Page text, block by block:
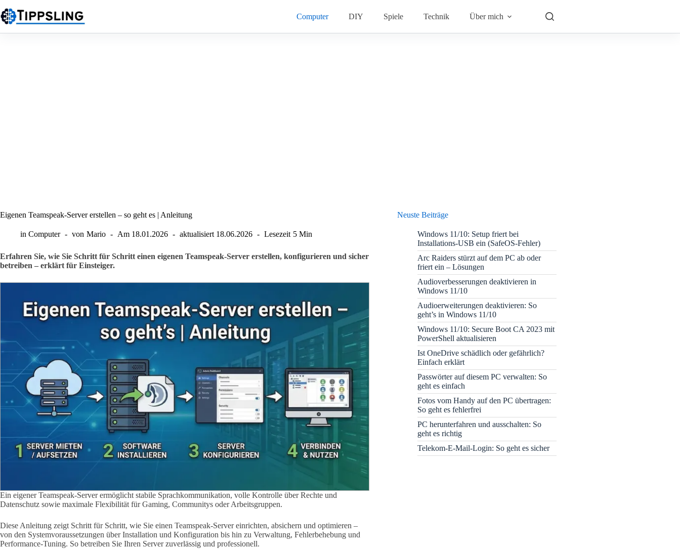
Inhalt
springen
Computer DIY Spiele Technik Über mich
Eigenen Teamspeak-Server erstellen – so geht es | Anleitung
in Computer von Mario Am 18.01.2026 aktualisiert 18.06.2026 Lesezeit 5 Min
Erfahren Sie, wie Sie Schritt für Schritt einen eigenen Teamspeak-Server erstellen, konfigurieren und sicher
betreiben – erklärt für Einsteiger.
Ein eigener Teamspeak-Server ermöglicht stabile Sprachkommunikation, volle Kontrolle über Rechte und
Datenschutz sowie maximale Flexibilität für Gaming, Communitys oder Arbeitsgruppen.
Diese Anleitung zeigt Schritt für Schritt, wie Sie einen Teamspeak-Server einrichten, absichern und optimieren –
von den Systemvoraussetzungen über Installation und Konfiguration bis hin zu Verwaltung, Fehlerbehebung und
Performance-Tuning. So betreiben Sie Ihren Server zuverlässig und professionell.
Neuste Beiträge
Windows 11/10: Setup friert bei
Installations-USB ein (SafeOS-Fehler)
Arc Raiders stürzt auf dem PC ab oder
friert ein – Lösungen
Audioverbesserungen deaktivieren in
Windows 11/10
Audioerweiterungen deaktivieren: So
geht’s in Windows 11/10
Windows 11/10: Secure Boot CA 2023 mit
PowerShell aktualisieren
Ist OneDrive schädlich oder gefährlich?
Einfach erklärt
Passwörter auf diesem PC verwalten: So
geht es einfach
Fotos vom Handy auf den PC übertragen:
So geht es fehlerfrei
PC herunterfahren und ausschalten: So
geht es richtig
Telekom-E-Mail-Login: So geht es sicher